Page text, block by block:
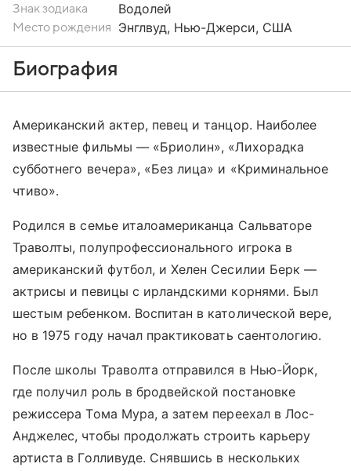
Знак зодиака Водолей
Место рождения Энглвуд, Нью-Джерси, США
Биография
Американский актер, певец и танцор. Наиболее
известные фильмы — «Бриолин», «Лихорадка
субботнего вечера», «Без лица» и «Криминальное
чтиво».
Родился в семье италоамериканца Сальваторе
Траволты, полупрофессионального игрока в
американский футбол, и Хелен Сесилии Берк —
актрисы и певицы с ирландскими корнями. Был
шестым ребенком. Воспитан в католической вере,
но в 1975 году начал практиковать саентологию.
После школы Траволта отправился в Нью-Йорк,
где получил роль в бродвейской постановке
режиссера Тома Мура, а затем переехал в Лос-
Анджелес, чтобы продолжать строить карьеру
артиста в Голливуде. Снявшись в нескольких